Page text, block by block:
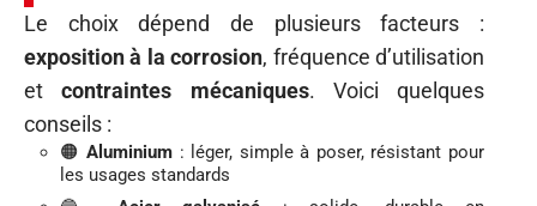
Le choix dépend de plusieurs facteurs :
exposition à la corrosion, fréquence d’utilisation
etcontraintes mécaniques. Voici quelques
conseils :
🟠Aluminium : léger, simple à poser, résistant pour
les usages standards